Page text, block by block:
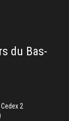
du Bas-
2